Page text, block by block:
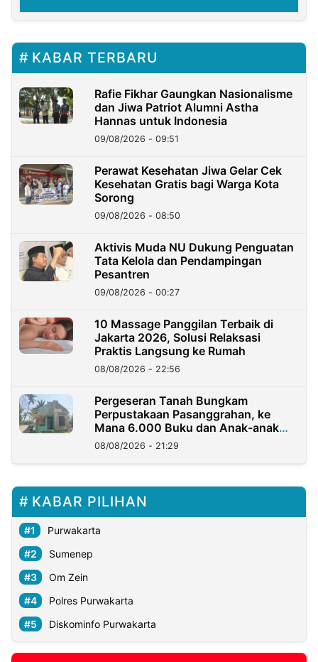
KABAR TERBARU
Rafie Fikhar Gaungkan Nasionalisme
dan Jiwa Patriot Alumni Astha
Hannas untuk Indonesia
09/08/2026 - 09:51
Perawat Kesehatan Jiwa Gelar Cek
Kesehatan Gratis bagi Warga Kota
Sorong
09/08/2026 - 08:50
Aktivis Muda NU Dukung Penguatan
Tata Kelola dan Pendampingan
Pesantren
09/08/2026 - 00:27
10 Massage Panggilan Terbaik di
Jakarta 2026, Solusi Relaksasi
Praktis Langsung ke Rumah
08/08/2026 - 22:56
Pergeseran Tanah Bungkam
Perpustakaan Pasanggrahan, ke
Mana 6.000 Buku dan Anak-anak
Kini?
08/08/2026 - 21:29
KABAR PILIHAN
Purwakarta
Sumenep
Om Zein
Polres Purwakarta
Diskominfo Purwakarta